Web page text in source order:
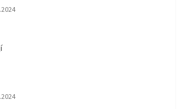
obchodu je 5 z 5 hvězdiček.
obchodu je 5 z 5 hvězdiček.